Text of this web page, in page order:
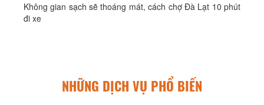
Không gian sạch sẽ thoáng mát, cách chợ Đà Lạt 10 phút
đi xe
NHỮNG DỊCH VỤ PHỔ BIẾN